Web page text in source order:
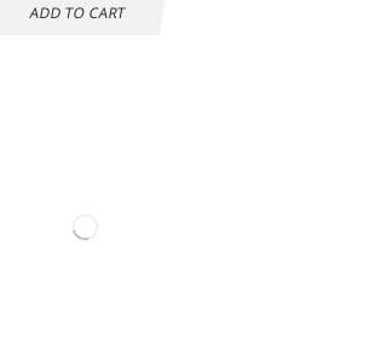
ADD TO CART